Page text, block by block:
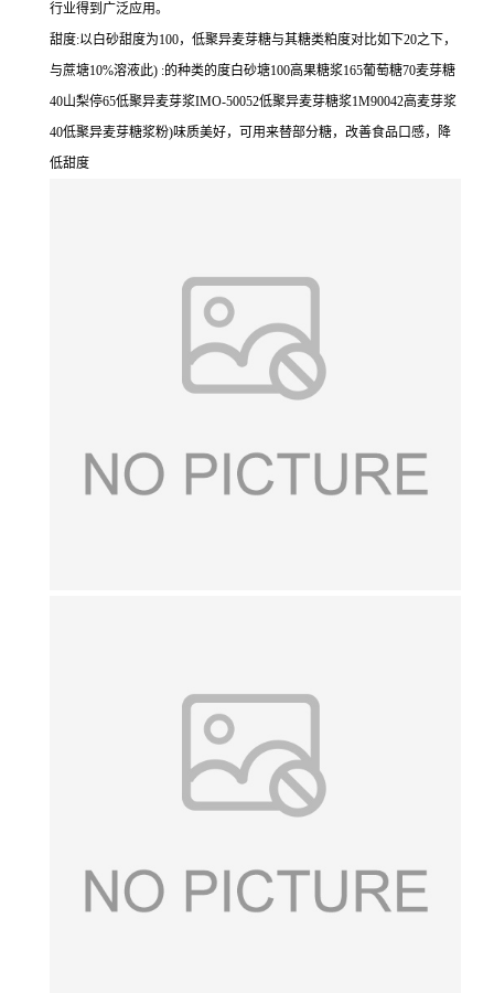
行业得到广泛应用。
甜度:以白砂甜度为100，低聚异麦芽糖与其糖类粕度对比如下20之下，
与蔗塘10%溶液此) :的种类的度白砂塘100高果糖浆165葡萄糖70麦芽糖
40山梨停65低聚异麦芽浆IMO-50052低聚异麦芽糖浆1M90042高麦芽浆
40低聚异麦芽糖浆粉)味质美好，可用来替部分糖，改善食品口感，降
低甜度